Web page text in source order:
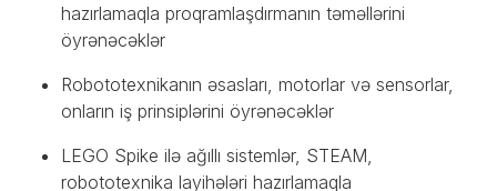
hazırlamaqla proqramlaşdırmanın təməllərini
öyrənəcəklər
Robototexnikanın əsasları, motorlar və sensorlar,
onların iş prinsiplərini öyrənəcəklər
LEGO Spike ilə ağıllı sistemlər, STEAM,
robototexnika layihələri hazırlamaqla